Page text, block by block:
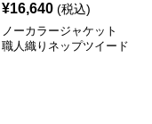
¥16,640 (税込)
ノーカラージャケット
職人織りネップツイード